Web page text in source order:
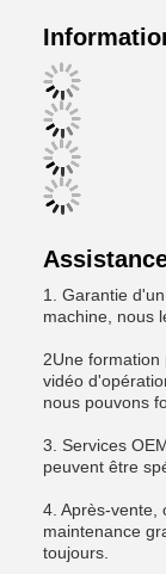
1. Garantie
machine, nous
2Une
vidéo
nous pouvons
3. Services
peuvent être
4. Après-vente,
maintenance
toujours.